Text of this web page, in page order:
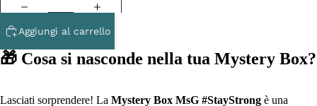
Aggiungi al carrello
🎁 Cosa si nasconde nella tua Mystery Box?
Lasciati sorprendere! La Mystery Box MsG #StayStrong è una